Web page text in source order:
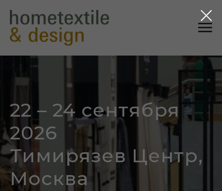
22 – 24 сентября
2026
Тимирязев Центр,
Москва